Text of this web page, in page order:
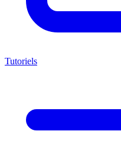
Tutoriels